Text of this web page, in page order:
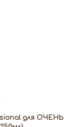
для ОЧЕНЬ